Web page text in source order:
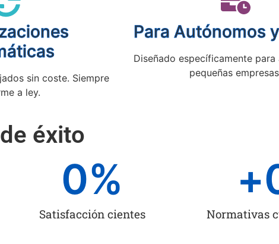
sin coste. Siempre
a ley.
Para Autónomos
Diseñado específicamente
pequeñas
éxito
Satisfacción cientes
0%
Normativas
+